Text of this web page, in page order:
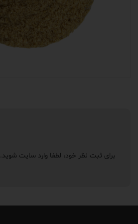
برای ثبت نظر خود، لطفا وارد سایت شوید.